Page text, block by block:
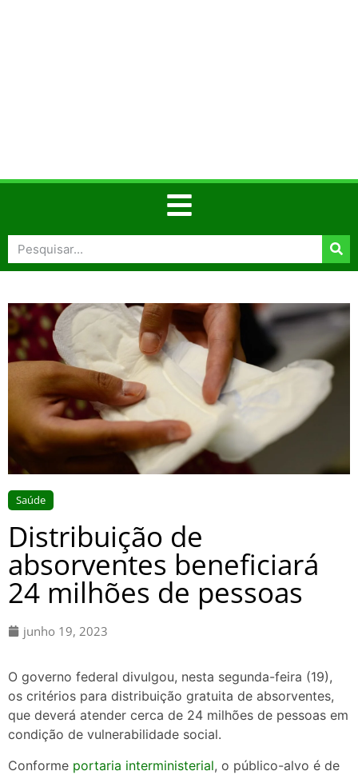
Saúde
Distribuição de
absorventes beneficiará
24 milhões de pessoas
junho 19, 2023
O governo federal divulgou, nesta segunda-feira (19),
os critérios para distribuição gratuita de absorventes,
que deverá atender cerca de 24 milhões de pessoas em
condição de vulnerabilidade social.
Conforme portaria interministerial, o público-alvo é de